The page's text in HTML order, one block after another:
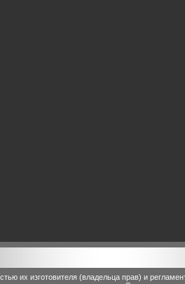
их изготовителя (владельца прав) и